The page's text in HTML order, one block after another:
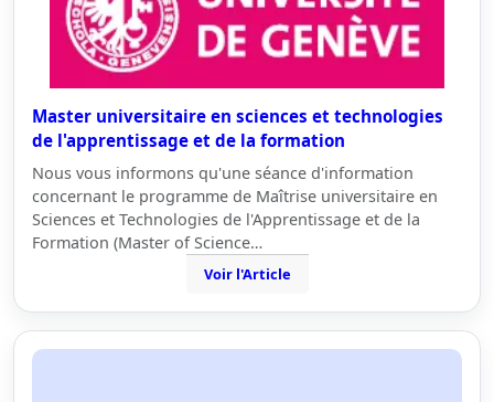
Master universitaire en sciences et technologies
de l'apprentissage et de la formation
Nous vous informons qu'une séance d'information
concernant le programme de Maîtrise universitaire en
Sciences et Technologies de l'Apprentissage et de la
Formation (Master of Science…
Voir l'Article